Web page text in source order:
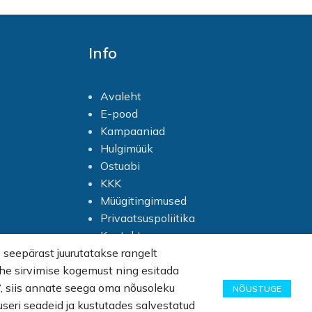
Info
Avaleht
E-pood
Kampaaniad
Hulgimüük
Ostuabi
KKK
Müügitingimused
Privaatsuspoliitika
Kontakt
juurutatakse rangelt
sirvimise kogemust ning esitada
annate seega oma nõusoleku
seadeid ja kustutades salvestatud
NÕUSTUGE